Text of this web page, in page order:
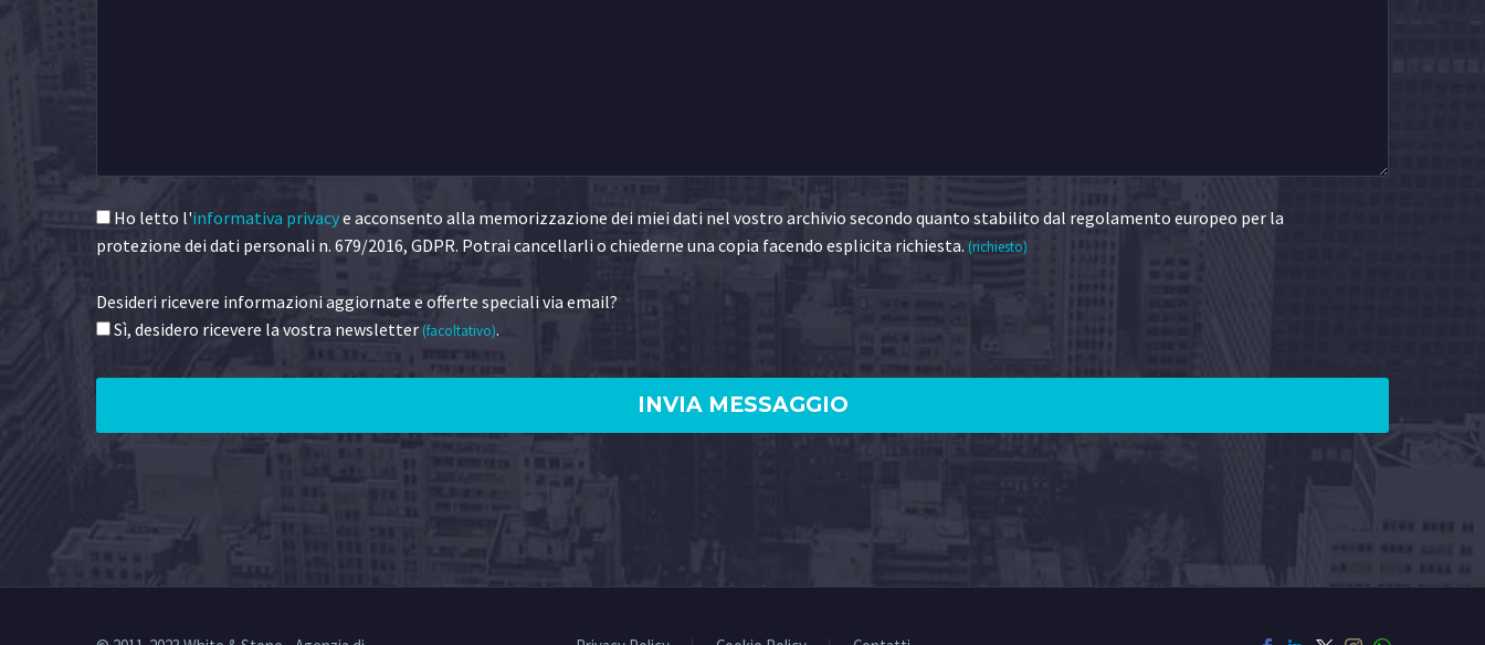
Ho letto l'informativa privacye acconsento alla memorizzazione dei miei dati nel vostro archivio secondo quanto stabilito dal regolamento europeo per la
protezione dei dati personali n. 679/2016, GDPR. Potrai cancellarli o chiederne una copia facendo esplicita richiesta. (richiesto)
Desideri ricevere informazioni aggiornate e offerte speciali via email?
Sì, desidero ricevere la vostra newsletter(facoltativo).